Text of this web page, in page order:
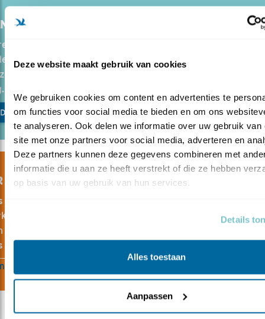
Deze website maakt gebruik van cookies
We gebruiken cookies om content en advertenties te
om functies voor social media te bieden en om ons
te analyseren. Ook delen we informatie over uw gebruik van
site met onze partners voor social media, adverteren en
Deze partners kunnen deze gegevens combineren met
informatie die u aan ze heeft verstrekt of die ze hebben
op basis van uw gebruik van hun services.
Details
Alles toestaan
Aanpassen
VOGELGEBIEDEN
van de Nederlandse vogelnatuur zijn de kust en de
Voor miljoenen vogels zijn deze plekken - Waddenzee,
Zuidwestelijke Delta en het IJsselmeergebied - van
VOGELBESCHERMING?
VERHALEN .... IN VOGELS
verhalen. Een scala aan groot en klein nieuws, over
excursietips en nog veel meer.
5x per jaar.